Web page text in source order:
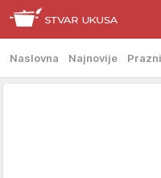
Naslovna Najnovije